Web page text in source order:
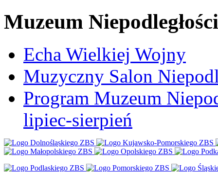
Muzeum Niepodległości
Echa Wielkiej Wojny
Muzyczny Salon
Program Muzeum
lipiec-sierpień